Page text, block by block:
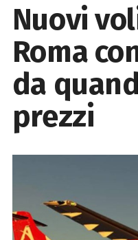
Nuovi
Roma
da
prezzi